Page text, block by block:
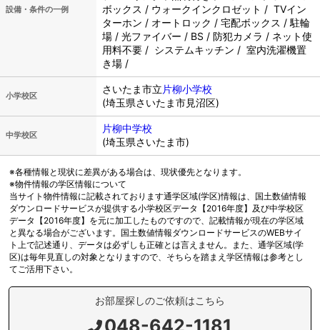
設備・条件の一例
ボックス / ウォークインクロゼット / TVイン
ターホン / オートロック / 宅配ボックス / 駐輪
場 / 光ファイバー / BS / 防犯カメラ / ネット使
用料不要 / システムキッチン / 室内洗濯機置
き場 /
小学校区
さいたま市立片柳小学校
(埼玉県さいたま市見沼区)
中学校区
片柳中学校
(埼玉県さいたま市)
※各種情報と現状に差異がある場合は、現状優先となります。
※物件情報の学区情報について
当サイト物件情報に記載されております通学区域(学区)情報は、国土数値情報
ダウンロードサービスが提供する小学校区データ【2016年度】及び中学校区
データ【2016年度】を元に加工したものですので、記載情報が現在の学区域
と異なる場合がございます。国土数値情報ダウンロードサービスのWEBサイ
ト上で記述通り、データは必ずしも正確とは言えません。また、通学区域(学
区)は毎年見直しの対象となりますので、そちらを踏まえ学区情報は参考とし
てご活用下さい。
お部屋探しのご依頼はこちら
048-642-1181